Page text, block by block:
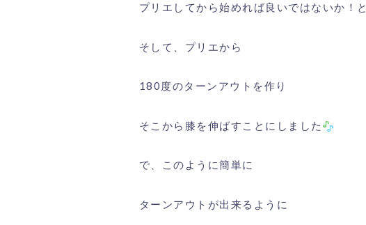
プリエしてから始めれば良いではないか！と
そして、プリエから
180度のターンアウトを作り
そこから膝を伸ばすことにしました
で、このように簡単に
ターンアウトが出来るように